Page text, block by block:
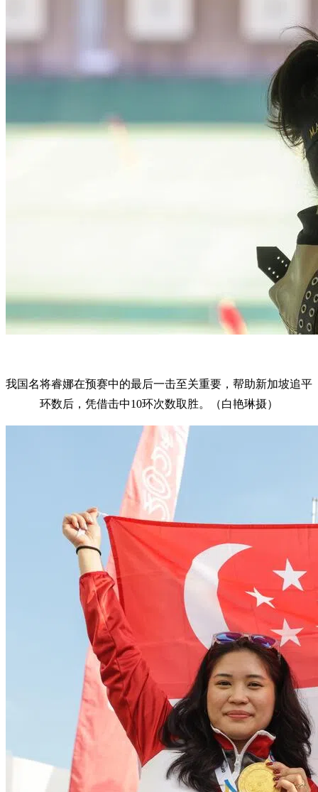
我国名将睿娜在预赛中的最后一击至关重要，帮助新加坡追平
环数后，凭借击中10环次数取胜。（白艳琳摄）